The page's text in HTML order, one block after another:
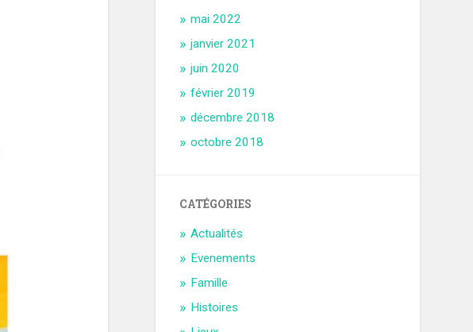
mai 2022
janvier 2021
juin 2020
février 2019
décembre 2018
octobre 2018
CATÉGORIES
Actualités
Evenements
Famille
Histoires